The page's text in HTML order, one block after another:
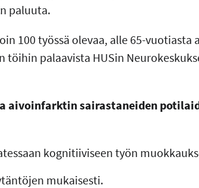
paluuta.
100 työssä olevaa, alle 65-vuotiasta
palaavista HUSin
aivoinfarktin sairastaneiden
kognitiiviseen työn
mukaisesti.